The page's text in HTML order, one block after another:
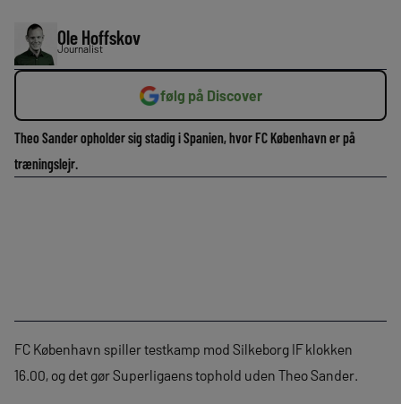
Ole Hoffskov
Journalist
følg på Discover
Theo Sander opholder sig stadig i Spanien, hvor FC København er på
træningslejr.
FC København spiller testkamp mod Silkeborg IF klokken
16.00, og det gør Superligaens tophold uden Theo Sander.